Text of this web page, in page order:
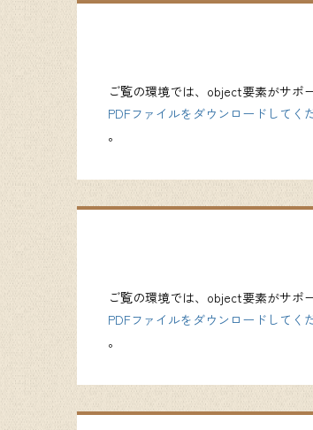
ご覧の環境では、object要素がサポ
PDFファイルをダウンロードしてく
。
ご覧の環境では、object要素がサポ
PDFファイルをダウンロードしてく
。